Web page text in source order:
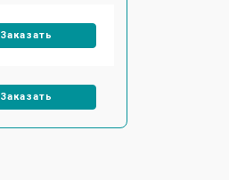
Заказать
Заказать